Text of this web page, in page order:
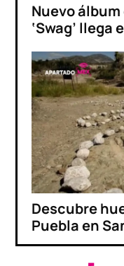
Nuevo
‘Swag’ llega
Descubre
Puebla en